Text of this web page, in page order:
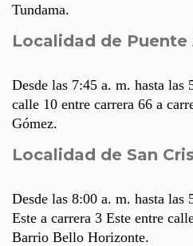
Tundama.
Localidad de Puente
Desde las 7:45 a. m. hasta
calle 10 entre carrera 66 a
Gómez.
Localidad de San
Desde las 8:00 a. m. hasta
Este a carrera 3 Este entre
Barrio Bello Horizonte.